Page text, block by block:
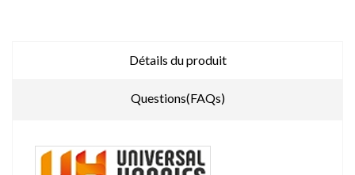
Détails du produit
Questions(FAQs)